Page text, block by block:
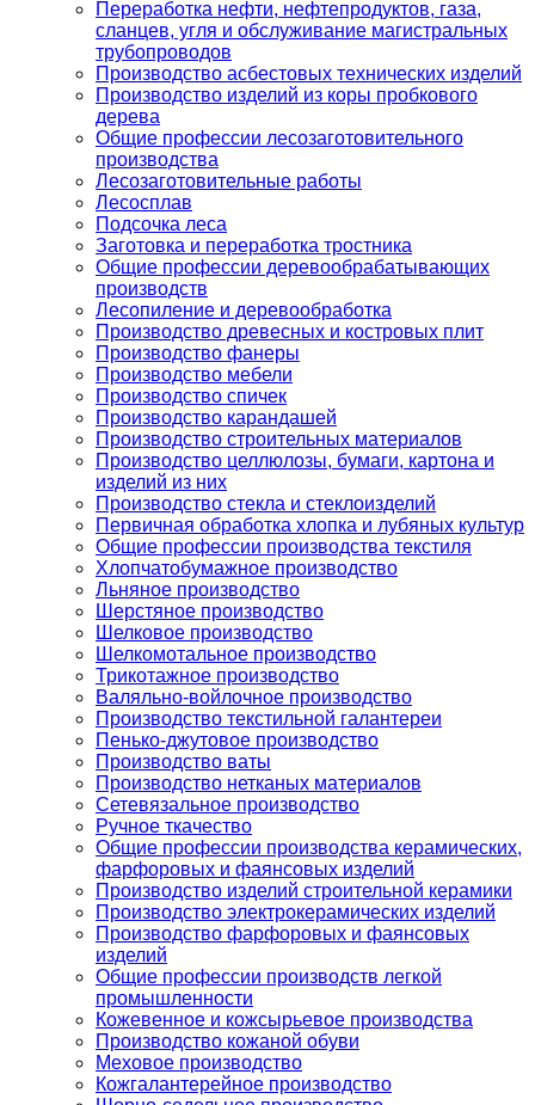
Переработка нефти, нефтепродуктов, газа,
сланцев, угля и обслуживание магистральных
трубопроводов
Производство асбестовых технических изделий
Производство изделий из коры пробкового
дерева
Общие профессии лесозаготовительного
производства
Лесозаготовительные работы
Лесосплав
Подсочка леса
Заготовка и переработка тростника
Общие профессии деревообрабатывающих
производств
Лесопиление и деревообработка
Производство древесных и костровых плит
Производство фанеры
Производство мебели
Производство спичек
Производство карандашей
Производство строительных материалов
Производство целлюлозы, бумаги, картона и
изделий из них
Производство стекла и стеклоизделий
Первичная обработка хлопка и лубяных культур
Общие профессии производства текстиля
Хлопчатобумажное производство
Льняное производство
Шерстяное производство
Шелковое производство
Шелкомотальное производство
Трикотажное производство
Валяльно-войлочное производство
Производство текстильной галантереи
Пенько-джутовое производство
Производство ваты
Производство нетканых материалов
Сетевязальное производство
Ручное ткачество
Общие профессии производства керамических,
фарфоровых и фаянсовых изделий
Производство изделий строительной керамики
Производство электрокерамических изделий
Производство фарфоровых и фаянсовых
изделий
Общие профессии производств легкой
промышленности
Кожевенное и кожсырьевое производства
Производство кожаной обуви
Меховое производство
Кожгалантерейное производство